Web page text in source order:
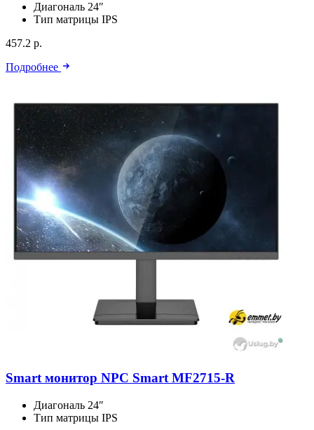
Диагональ 24″
Тип матрицы IPS
457.2 р.
Подробнее
Smart монитор NPC Smart MF2715-R
Диагональ 24″
Тип матрицы IPS